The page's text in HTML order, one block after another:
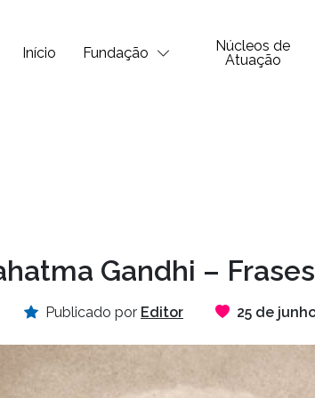
Início Fundação
Núcleos de
Atuação
Gandhi –
Publicado por Editor 25 de